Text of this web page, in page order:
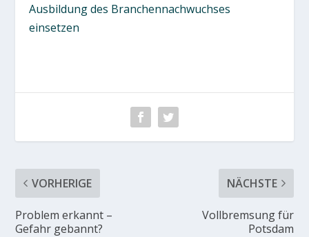
Ausbildung des Branchennachwuchses
einsetzen
VORHERIGE
Problem erkannt –
Gefahr gebannt?
NÄCHSTE
Vollbremsung für
Potsdam